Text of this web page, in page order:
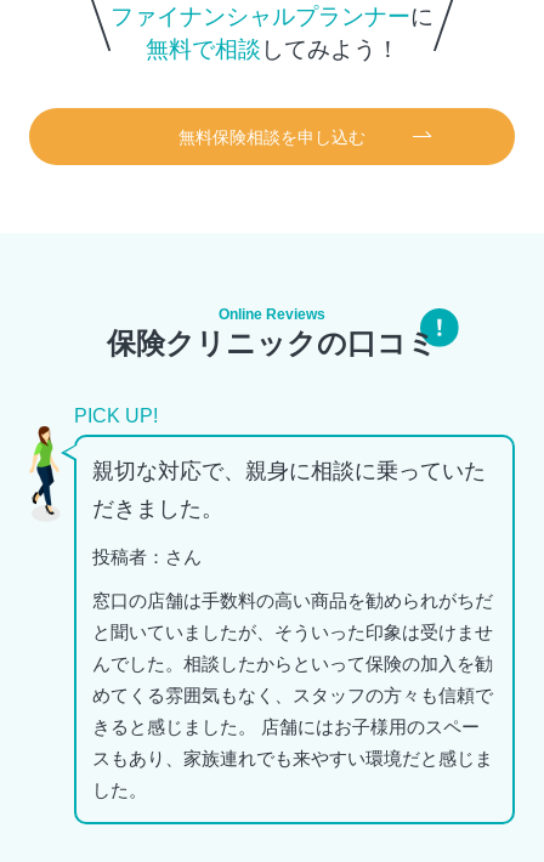
ファイナンシャルプランナーに
無料で相談 してみよう！
無料保険相談を申し込む
保険クリニックの口コミ
Online Reviews
PICK UP!
親切な対応で、親身に相談に乗っていた
だきました。
投稿者：さん
窓口の店舗は手数料の高い商品を勧められがちだ
と聞いていましたが、そういった印象は受けませ
んでした。相談したからといって保険の加入を勧
めてくる雰囲気もなく、スタッフの方々も信頼で
きると感じました。 店舗にはお子様用のスペー
スもあり、家族連れでも来やすい環境だと感じま
した。